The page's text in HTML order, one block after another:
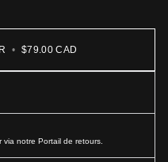
• $79.00 CAD
notre Portail de retours.